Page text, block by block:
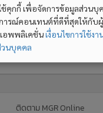
ติดตาม MGR Online
ช้คุกกี้ เพื่อจัดการข้อมูลส่วนบุ
ารณ์คอนเทนต์ที่ดีที่สุดให้กับ
อพพลิเคชั่นเงื่อนไขการใช้งา
วนบุคคล